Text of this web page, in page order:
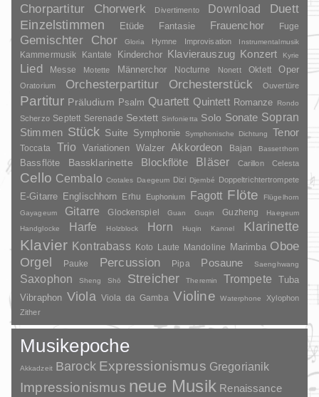
Chorpartitur Chorwerk Divertimento Download
Duett
Einzelstimmen
Etüde Fantasie Frauenchor Fuge
Gemischter Chor Gloria Hymne Improvisation Instrumentalmusik
Kammermusik Kantate Kinderchor Klavierauszug Konzert Kyrie
Lied Messe Motette Männerchor Nocturne Nonett Oktett Oper
Oratorium Orchesterpartitur Orchesterstück Ouvertüre
Partitur Präludium Psalm Quartett Quintett Romanze Rondo
Scherzo Septett Serenade Sextett Sinfonietta Solo Sonate Sopran
Stimmen Stück Suite Symphonie Symphonische Dichtung Tenor
Toccata Trio Variationen Walzer Akkordeon Bajan Bassetthorn
Bassflöte Bassklarinette Blockflöte Bläser Carillon Celesta
Cello Cembalo Crotales Daegeum Dizi Djembé Doppeltrichtertrompete
E-Gitarre Englischhorn Erhu Euphonium Fagott Flöte
Flügelhorn
Gayageum
Gitarre Glockenspiel Guan Guqin Guzheng
Haegeum
Handglocke
Harfe Holzblock Horn Huqin Kannel Klarinette
Klavier Kontrabass Koto Laute Mandoline Marimba Oboe
Orgel Pauke Percussion Pipa Posaune Saenghwang
Saxophon Sheng Shō Streicher Theremin Trompete
Tuba
Vibraphon Viola Viola da Gamba Violine Waterphone
Xylophon
Zither
Musikepoche
Akkadzeit Barock Expressionismus Gregorianik
Impressionismus neue Musik Renaissance